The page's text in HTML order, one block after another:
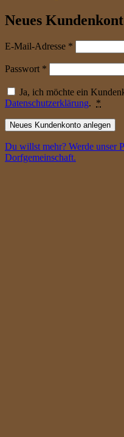
Neues
E-Mail-Adresse *
Passwort *
Ja, ich möchte ein
Datenschutzerklärung. *
Neues Kundenkonto anlegen
Du willst mehr? Werde unser
Dorfgemeinschaft.